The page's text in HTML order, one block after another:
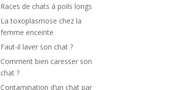
Races de chats à poils longs
La toxoplasmose chez la
femme enceinte
Faut-il laver son chat ?
Comment bien caresser son
chat ?
Contamination d’un chat par